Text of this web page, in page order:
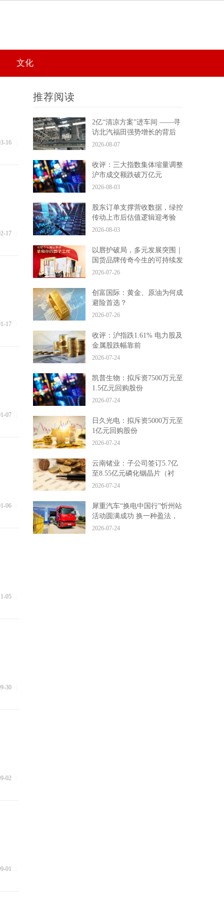
文化
16
17
17
07
06
05
30
02
01
推荐阅读
2亿“清凉方案”进车间 ——寻
访北汽福田强势增长的背后
2026-08-07
收评：三大指数集体缩量调整
沪市成交额跌破万亿元
2026-08-03
股东订单支撑营收数据，绿控
传动上市后估值逻辑迎考验
2026-08-03
以唇护破局，多元发展突围｜
国货品牌传奇今生的可持续发
展之路
2026-07-26
创富国际：黄金、原油为何成
避险首选？
2026-07-26
收评：沪指跌1.61% 电力股及
金属股跌幅靠前
2026-07-24
凯普生物：拟斥资7500万元至
1.5亿元回购股份
2026-07-24
日久光电：拟斥资5000万元至
1亿元回购股份
2026-07-24
云南锗业：子公司签订5.7亿
至8.55亿元磷化铟晶片（衬
底）供货协议
2026-07-24
犀重汽车“换电中国行”忻州站
活动圆满成功 换一种盈法，
助力晋北绿色干线提速
2026-07-24